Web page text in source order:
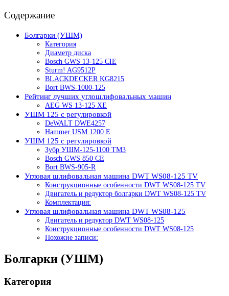
Содержание
Болгарки (УШМ)
Категория
Диаметр диска
Bosch GWS 13-125 CIE
Sturm! AG9512P
BLACKDECKER KG8215
Bort BWS-1000-125
Рейтинг лучших углошлифовальных машин
AEG WS 13-125 XE
УШМ 125 с регулировкой
DeWALT DWE4257
Hammer USM 1200 E
УШМ 125 с регулировкой
Зубр УШМ-125-1100 ТМ3
Bosch GWS 850 CE
Bort BWS-905-R
Угловая шлифовальная машина DWT WS08-125 TV
Конструкционные особенности DWT WS08-125 TV
Двигатель и редуктор болгарки DWT WS08-125 TV
Комплектация:
Угловая шлифовальная машина DWT WS08-125
Двигатель и редуктор DWT WS08-125
Конструкционные особенности DWT WS08-125
Похожие записи:
Болгарки (УШМ)
Категория